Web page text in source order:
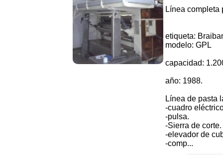
Línea completa
etiqueta:
modelo: GPL
capacidad:
año: 1988.
Línea de pasta
-cuadro
-pulsa.
-Sierra de corte.
-elevador de
-comp...